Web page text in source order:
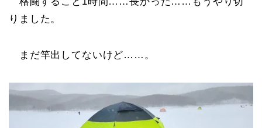
りました。
まだ竿出してないけど……。